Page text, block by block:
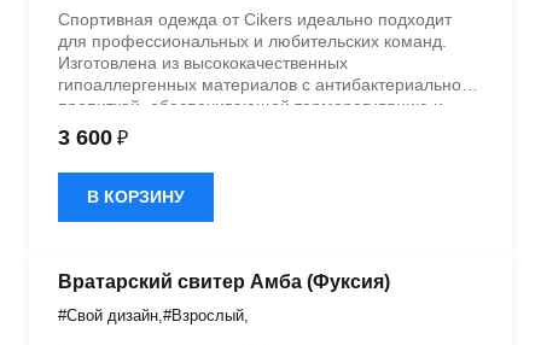
Спортивная одежда от Cikers идеально подходит
для профессиональных и любительских команд.
Изготовлена из высококачественных
гипоаллергенных материалов с антибактериальной
пропиткой, обеспечивающей терморегуляцию и
быстрое влагоотведение. Одежда обладает
эластичностью в 5 направлениях и стильным
дизайном.
3 600 ₽
В КОРЗИНУ
Вратарский свитер Амба (Фуксия)
#Свой дизайн #Взрослый